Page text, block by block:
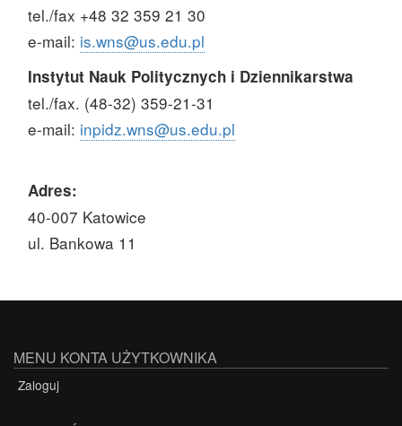
tel./fax +48 32 359 21 30
e-mail: is.wns@us.edu.pl
Instytut Nauk Politycznych i Dziennikarstwa
tel./fax. (48-32) 359-21-31
e-mail: inpidz.wns@us.edu.pl
Adres:
40-007 Katowice
ul. Bankowa 11
MENU KONTA UŻYTKOWNIKA
Zaloguj